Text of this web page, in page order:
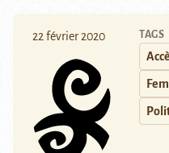
22 février 2020 TAGS